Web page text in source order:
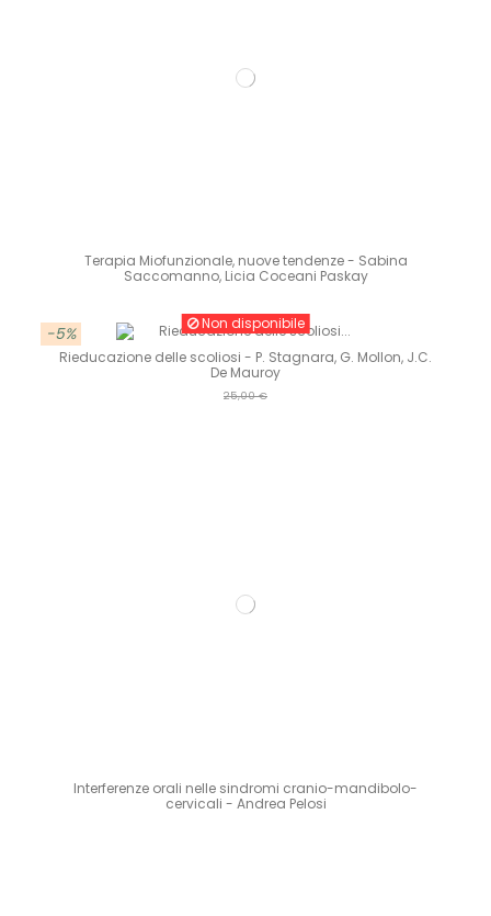
Terapia Miofunzionale, nuove tendenze - Sabina
Saccomanno, Licia Coceani Paskay
-5%
Non disponibile
Rieducazione delle scoliosi - P. Stagnara, G. Mollon, J.C.
De Mauroy
25,00 €
Interferenze orali nelle sindromi cranio-mandibolo-
cervicali - Andrea Pelosi